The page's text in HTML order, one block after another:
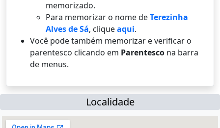
memorizado.
Para memorizar o nome deTerezinha
Alves de Sá, cliqueaqui.
Você pode também memorizar e verificar o
parentesco clicando em Parentesco na barra
de menus.
Localidade